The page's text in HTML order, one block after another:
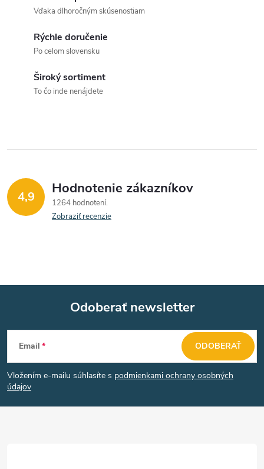
v
ý
s
Vďaka dlhoročným skúsenostiam
Rýchle doručenie
Po celom slovensku
Široký sortiment
To čo inde nenájdete
4,9 Hodnotenie zákazníkov
1264 hodnotení
Zobraziť recenzie
Z
á
p
Odoberať newsletter
Email
Vložením e-mailu súhlasíte s podmienkami ochrany osobných
údajov
ODOBERAŤ